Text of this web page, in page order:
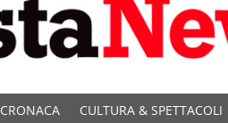
CRONACA CULTURA & SPETTACOLI